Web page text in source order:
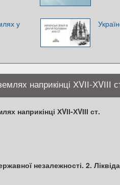
у
наприкінці ХVІІ-ХVІІІ
наприкінці ХVІІ-ХVІІІ ст.
незалежності. 2.